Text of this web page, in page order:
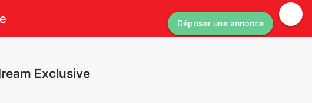
Déposer une annonce
Exclusive